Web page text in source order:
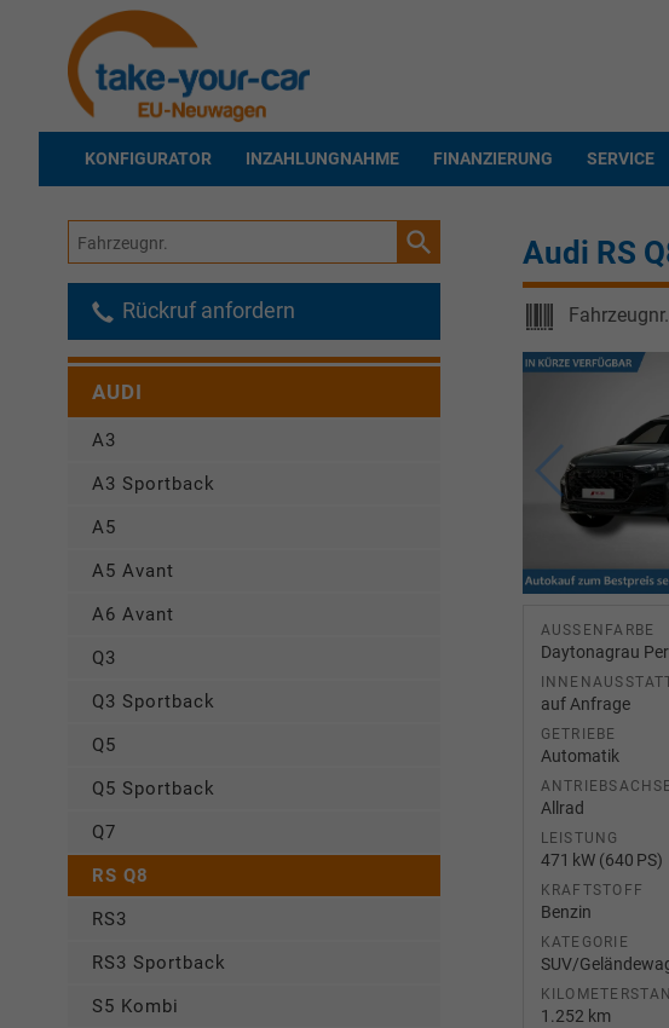
KONFIGURATOR INZAHLUNGNAHME FINANZIERUNG SERVICE
Audi RS
AUSSENFARBE
Daytonagrau
auf Anfrage
GETRIEBE
Automatik
ANTRIEBSACHSE
Allrad
LEISTUNG
471 kW (640 PS)
KRAFTSTOFF
Benzin
KATEGORIE
SUV/
1.252 km
Fahrzeugnr.
Rückruf anfordern
AUDI
A3
A3 Sportback
A5
A5 Avant
A6 Avant
Q3
Q3 Sportback
Q5
Q5 Sportback
Q7
RS Q8
RS3
RS3 Sportback
S5 Kombi